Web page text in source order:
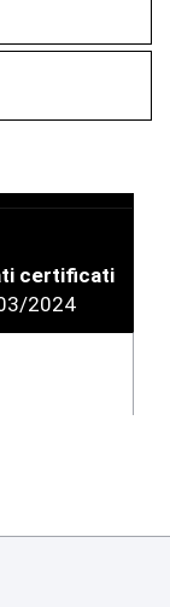
certificati
2024